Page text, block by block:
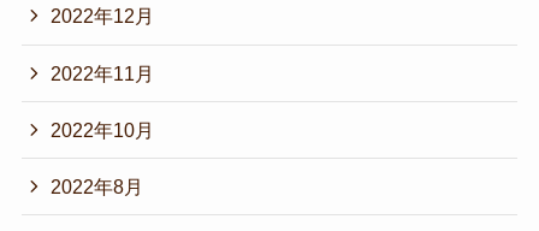
2022年12月
2022年11月
2022年10月
2022年8月